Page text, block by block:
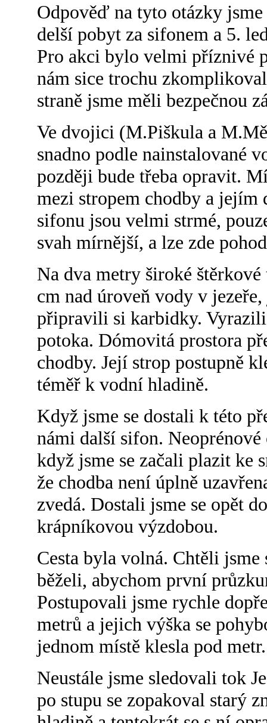
Odpověď na tyto otázky
delší pobyt za sifonem a 5.
Pro akci bylo velmi příznivé
nám sice trochu
straně jsme měli bezpečnou
Ve dvojici (M.Piškula a
snadno podle nainstalované
později bude třeba opravit.
mezi stropem chodby a jejím
sifonu jsou velmi strmé,
svah mírnější, a lze zde
Na dva metry široké
cm nad úroveň vody v
připravili si karbidky.
potoka. Dómovitá prostora
chodby. Její strop postupně
téměř k vodní hladině.
Když jsme se dostali k této
námi další sifon.
když jsme se začali plazit ke
že chodba není úplně
zvedá. Dostali jsme se opět
krápníkovou výzdobou.
Cesta byla volná. Chtěli
běželi, abychom první
Postupovali jsme rychle
metrů a jejich výška se
jednom místě klesla pod metr.
Neustále jsme sledovali tok
po stupu se zopakoval starý